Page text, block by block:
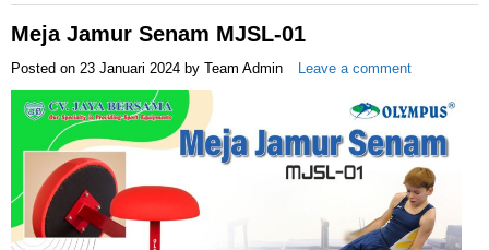
Meja Jamur Senam MJSL-01
Posted on 23 Januari 2024 by Team Admin Leave a comment